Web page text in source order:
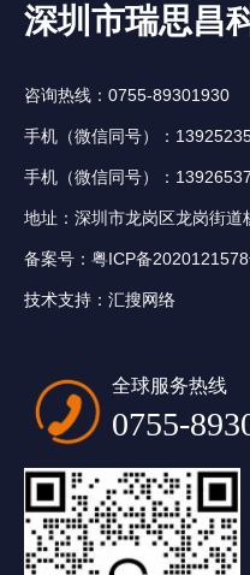
深圳市瑞思昌
咨询热线：0755-89301930
手机（微信同号）：
手机（微信同号）：
地址：深圳市龙岗区龙岗街
备案号： 粤ICP备
技术支持： 汇搜网络
全球服务热线
0755-